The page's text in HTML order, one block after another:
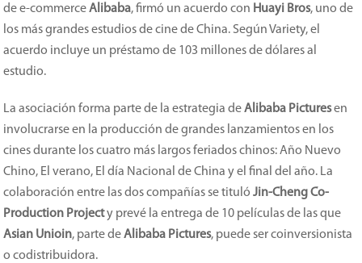
de e-commerceAlibaba, firmó un acuerdo con Huayi Bros, uno de
los más grandes estudios de cine de China. Según Variety, el
acuerdo incluye un préstamo de 103 millones de dólares al
estudio.
La asociación forma parte de la estrategia deAlibaba Picturesen
involucrarse en la producción de grandes lanzamientos en los
cines durante los cuatro más largos feriados chinos: Año Nuevo
Chino, El verano, El día Nacional de China y el final del año. La
colaboración entre las dos compañías se titulóJin-Cheng Co-
Production Projecty prevé la entrega de 10 películas de las que
Asian Unioin, parte deAlibaba Pictures, puede ser coinversionista
o codistribuidora.